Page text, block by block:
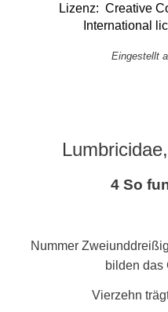
Lizenz: Creative
International
Eingestellt
4 So
Nummer
bilden das
Vierzehn